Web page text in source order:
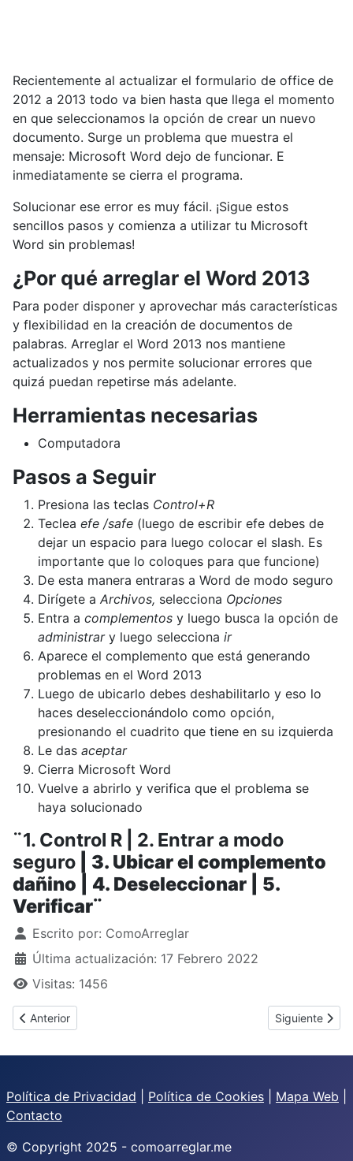
Recientemente al actualizar el formulario de office de
2012 a 2013 todo va bien hasta que llega el momento
en que seleccionamos la opción de crear un nuevo
documento. Surge un problema que muestra el
mensaje: Microsoft Word dejo de funcionar. E
inmediatamente se cierra el programa.
Solucionar ese error es muy fácil. ¡Sigue estos
sencillos pasos y comienza a utilizar tu Microsoft
Word sin problemas!
¿Por qué arreglar el Word 2013
Para poder disponer y aprovechar más características
y flexibilidad en la creación de documentos de
palabras. Arreglar el Word 2013 nos mantiene
actualizados y nos permite solucionar errores que
quizá puedan repetirse más adelante.
Herramientas necesarias
Computadora
Pasos a Seguir
Presiona las teclas Control+R
Teclea efe /safe (luego de escribir efe debes de
dejar un espacio para luego colocar el slash. Es
importante que lo coloques para que funcione)
De esta manera entraras a Word de modo seguro
Dirígete a Archivos, selecciona Opciones
Entra a complementos y luego busca la opción de
administrar y luego selecciona ir
Aparece el complemento que está generando
problemas en el Word 2013
Luego de ubicarlo debes deshabilitarlo y eso lo
haces deseleccionándolo como opción,
presionando el cuadrito que tiene en su izquierda
Le das aceptar
Cierra Microsoft Word
Vuelve a abrirlo y verifica que el problema se
haya solucionado
¨1. Control R | 2. Entrar a modo
seguro
| 3. Ubicar el complemento
dañino | 4. Deseleccionar | 5.
Verificar¨
Detalles
Escrito por: ComoArreglar
Última actualización: 17 Febrero 2022
Visitas: 1456
Artículo anterior: ¿Cómo arreglar el wifi de un huawei?
Anterior Artículo
Siguiente
Política de Privacidad Política de Cookies Mapa Web
Contacto
© Copyright 2025 - comoarreglar.me